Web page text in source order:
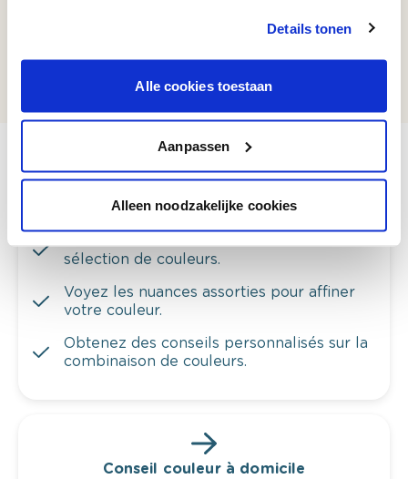
Details tonen
Alle cookies toestaan
Aanpassen
Alleen noodzakelijke cookies
WE Z003
sélection de couleurs.
Voyez les nuances assorties pour affiner
votre couleur.
Obtenez des conseils personnalisés sur la
combinaison de couleurs.
Conseil couleur à domicile